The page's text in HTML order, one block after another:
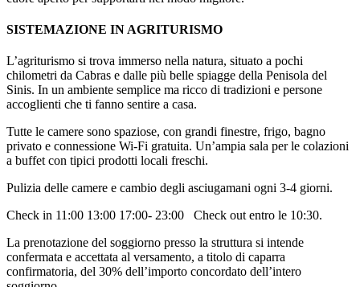
SISTEMAZIONE IN AGRITURISMO
L’agriturismo si trova immerso nella natura, situato a pochi
chilometri da Cabras e dalle più belle spiagge della Penisola del
Sinis. In un ambiente semplice ma ricco di tradizioni e persone
accoglienti che ti fanno sentire a casa.
Tutte le camere sono spaziose, con grandi finestre, frigo, bagno
privato e connessione Wi-Fi gratuita. Un’ampia sala per le colazioni
a buffet con tipici prodotti locali freschi.
Pulizia delle camere e cambio degli asciugamani ogni 3-4 giorni.
Check in 11:00 13:00 17:00- 23:00 Check out entro le 10:30.
La prenotazione del soggiorno presso la struttura si intende
confermata e accettata al versamento, a titolo di caparra
confirmatoria, del 30% dell’importo concordato dell’intero